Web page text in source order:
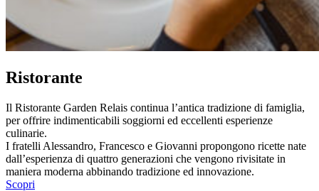
Ristorante
Il Ristorante Garden Relais continua l’antica tradizione di famiglia,
per offrire indimenticabili soggiorni ed eccellenti esperienze
culinarie.
I fratelli Alessandro, Francesco e Giovanni propongono ricette nate
dall’esperienza di quattro generazioni che vengono rivisitate in
maniera moderna abbinando tradizione ed innovazione.
Scopri